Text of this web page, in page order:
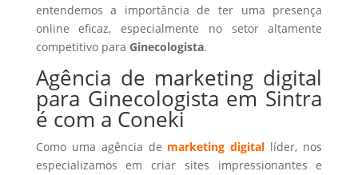
entendemos a importância de ter uma presença
online eficaz, especialmente no setor altamente
competitivo para Ginecologista.
Agência de marketing digital
para Ginecologista em Sintra
é com a Coneki
Como uma agência de marketing digital líder, nos
especializamos em criar sites impressionantes e